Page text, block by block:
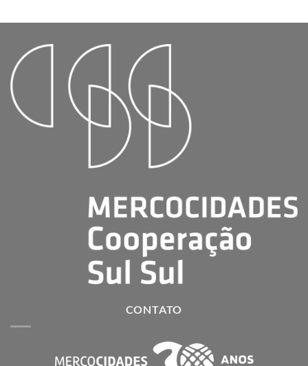
CONTATO